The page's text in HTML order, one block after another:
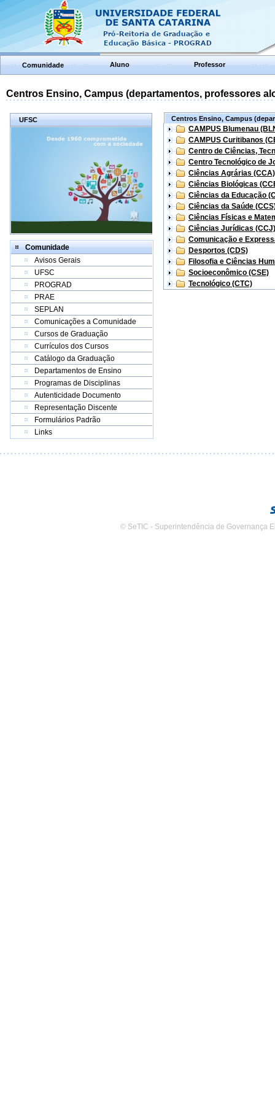
Comunidade Aluno Professor
Centros Ensino, Campus (departamentos, professores
UFSC
Comunidade
Avisos Gerais
UFSC
PROGRAD
PRAE
SEPLAN
Comunicações a Comunidade
Cursos de Graduação
Currículos dos Cursos
Catálogo da Graduação
Departamentos de Ensino
Programas de Disciplinas
Autenticidade Documento
Representação Discente
Formulários Padrão
Links
Centros Ensino, Campus
CAMPUS Blumenau
CAMPUS Curitibanos
Centro de Ciências,
Centro Tecnológico de
Ciências Agrárias (CCA)
Ciências Biológicas
Ciências da Educação
Ciências da Saúde
Ciências Físicas e
Ciências Jurídicas (CCJ)
Comunicação e
Desportos (CDS)
Filosofia e Ciências
Socioeconômico (CSE)
Tecnológico (CTC)
© SeTIC - Superintendência de Governança